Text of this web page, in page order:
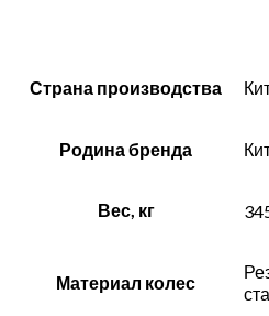
Страна производства
Родина бренда
Вес, кг
Материал колес